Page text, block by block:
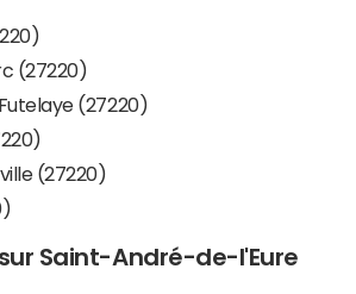
(27220)
(27220)
(27220)
Saint-André-de-l'Eure